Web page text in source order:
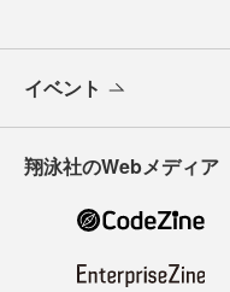
イベント
翔泳社のWebメディア